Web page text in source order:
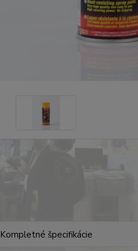
Kompletné špecifikácie